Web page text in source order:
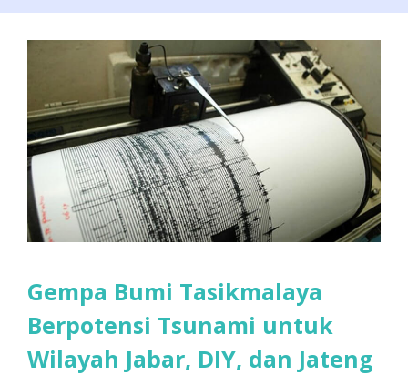
Gempa Bumi Tasikmalaya
Berpotensi Tsunami untuk
Wilayah Jabar, DIY, dan Jateng